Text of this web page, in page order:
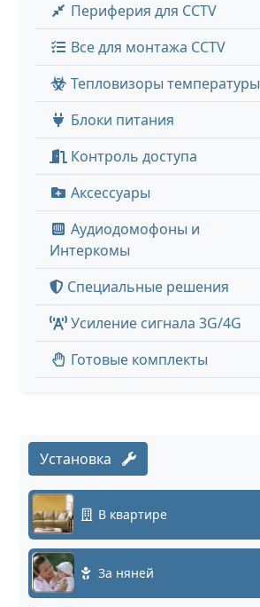
Периферия для CCTV
Все для монтажа CCTV
Тепловизоры температуры
Блоки питания
Контроль доступа
Аксессуары
Аудиодомофоны и
Интеркомы
Специальные решения
Усиление сигнала 3G/4G
Готовые комплекты
Установка
В квартире
За няней